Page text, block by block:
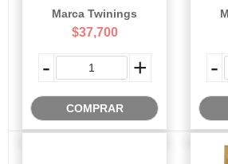
Marca Twinings
$37,700
- +
COMPRAR
-